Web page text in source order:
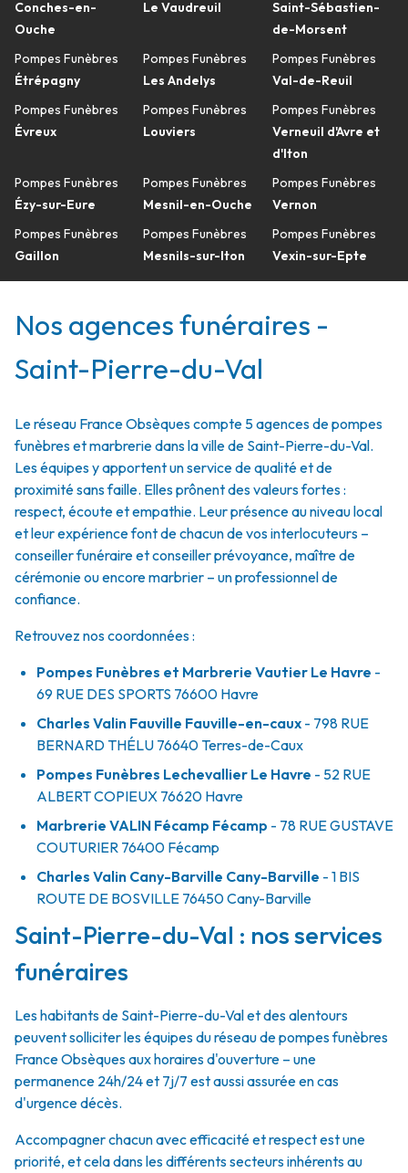
Conches-en-
Ouche
Pompes Funèbres
Étrépagny
Pompes Funèbres
Évreux
Pompes Funèbres
Ézy-sur-Eure
Pompes Funèbres
Gaillon
Le Vaudreuil
Pompes Funèbres
Les Andelys
Pompes Funèbres
Louviers
Pompes Funèbres
Mesnil-en-Ouche
Pompes Funèbres
Mesnils-sur-Iton
Saint-Sébastien-
de-Morsent
Pompes Funèbres
Val-de-Reuil
Pompes Funèbres
Verneuil d'Avre et
d'Iton
Pompes Funèbres
Vernon
Pompes Funèbres
Vexin-sur-Epte
Nos agences funéraires -
Saint-Pierre-du-Val
Le réseau France Obsèques compte 5 agences de pompes
funèbres et marbrerie dans la ville de Saint-Pierre-du-Val.
Les équipes y apportent un service de qualité et de
proximité sans faille. Elles prônent des valeurs fortes :
respect, écoute et empathie. Leur présence au niveau local
et leur expérience font de chacun de vos interlocuteurs –
conseiller funéraire et conseiller prévoyance, maître de
cérémonie ou encore marbrier – un professionnel de
confiance.
Retrouvez nos coordonnées :
Pompes Funèbres et Marbrerie Vautier Le Havre -
69 RUE DES SPORTS 76600 Havre
Charles Valin Fauville Fauville-en-caux - 798 RUE
BERNARD THÉLU 76640 Terres-de-Caux
Pompes Funèbres Lechevallier Le Havre - 52 RUE
ALBERT COPIEUX 76620 Havre
Marbrerie VALIN Fécamp Fécamp - 78 RUE GUSTAVE
COUTURIER 76400 Fécamp
Charles Valin Cany-Barville Cany-Barville - 1 BIS
ROUTE DE BOSVILLE 76450Cany-Barville
Saint-Pierre-du-Val : nos services
funéraires
Les habitants de Saint-Pierre-du-Val et des alentours
peuvent solliciter les équipes du réseau de pompes funèbres
France Obsèques aux horaires d'ouverture – une
permanence 24h/24 et 7j/7 est aussi assurée en cas
d'urgence décès.
Accompagner chacun avec efficacité et respect est une
priorité, et cela dans les différents secteurs inhérents au